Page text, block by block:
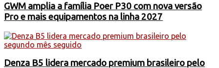
GWM amplia a família Poer P30 com nova versão
Pro e mais equipamentos na linha 2027
Denza B5 lidera mercado premium brasileiro pelo